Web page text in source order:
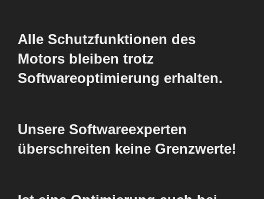
Alle Schutzfunktionen des
Motors bleiben trotz
Softwareoptimierung erhalten.
Unsere Softwareexperten
überschreiten keine Grenzwerte!